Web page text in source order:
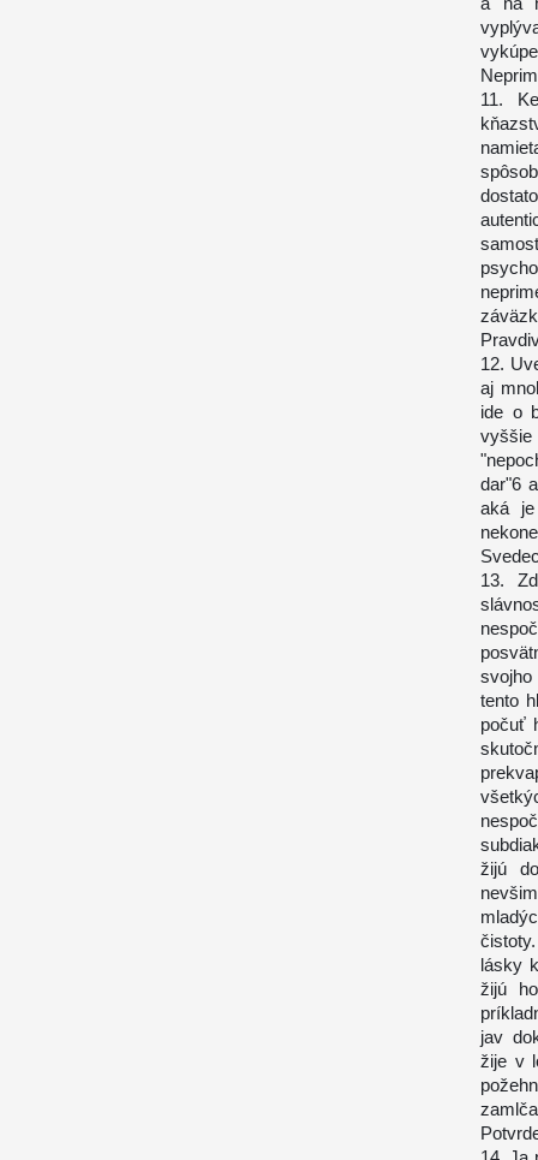
11.
12.
aj
ide o
dar"6
aká
13.
tento
počuť
žijú
lásky
žijú
jav
žije v